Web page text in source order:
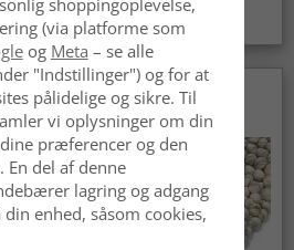
kr.369
Nyhed
shoppingoplevelse,
(via platforme som
og Meta – se alle
"Indstillinger") og for at
pålidelige og sikre. Til
vi oplysninger om din
præferencer og den
En del af denne
lagring og adgang
enhed, såsom cookies,